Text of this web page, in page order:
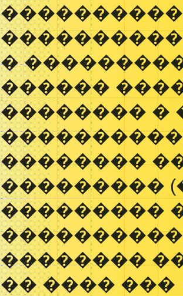
�
������
�������� �
��������
���������
���������
��������
�� ���� ���